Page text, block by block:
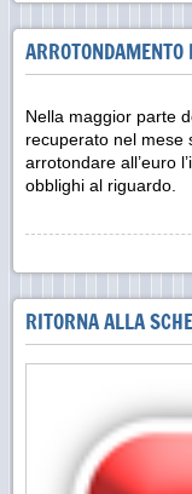
ARROTONDAMENTO
Nella maggior parte
recuperato nel mese
arrotondare all’euro
obblighi al riguardo.
RITORNA ALLA